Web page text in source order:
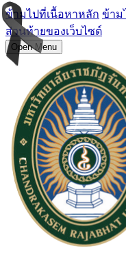
ข้ามไปที่เนื้อหาหลัก ข้าม
ส่วนท้ายของเว็บไซต์
Open Menu